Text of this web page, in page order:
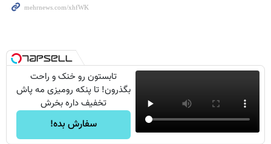
تابستون رو خنک و راحت
بگذرون! تا پنکه رومیزی مه پاش
تخفیف داره بخرش
سفارش بده!